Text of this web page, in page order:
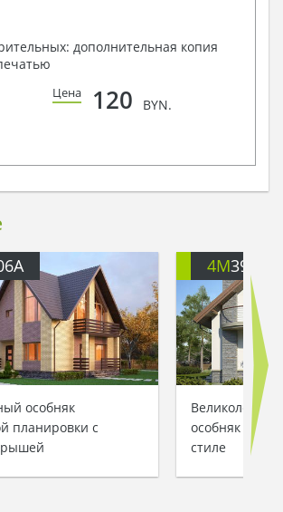
дополнительная копия
Цена 120 BYN.
особняк
планировки с
4M391
особняк в
стиле